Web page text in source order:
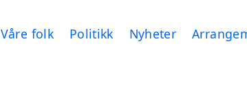
Våre folk Politikk Nyheter